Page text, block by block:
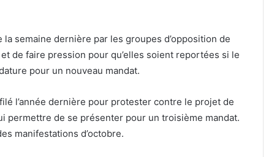
semaine dernière par les groupes d’opposition de
de faire pression pour qu’elles soient reportées si le
pour un nouveau mandat.
l’année dernière pour protester contre le projet de
permettre de se présenter pour un troisième mandat.
manifestations d’octobre.